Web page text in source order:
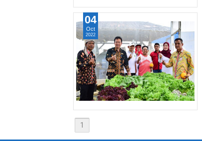
04
Oct
2022
1